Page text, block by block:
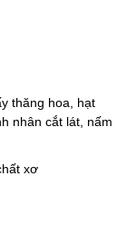
thăng hoa, hạt
nhân cắt lát, nấm
xơ